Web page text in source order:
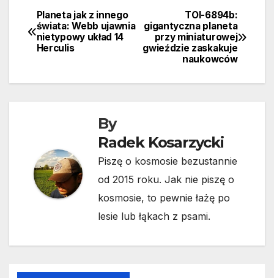
Nawigacja
wpisu
TOI-6894b:
gigantyczna planeta
przy miniaturowej
gwieździe zaskakuje
naukowców
Planeta jak z innego
świata: Webb ujawnia
nietypowy układ 14
Herculis
By
Radek Kosarzycki
Piszę o kosmosie bezustannie
od 2015 roku. Jak nie piszę o
kosmosie, to pewnie łażę po
lesie lub łąkach z psami.